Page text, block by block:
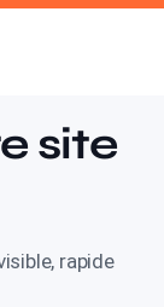
site
rapide